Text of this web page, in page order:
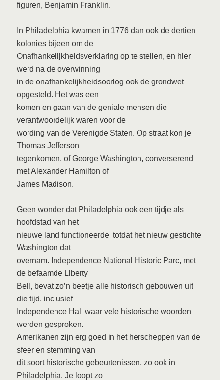
figuren, Benjamin Franklin.
In Philadelphia kwamen in 1776 dan ook de dertien
kolonies bijeen om de
Onafhankelijkheidsverklaring op te stellen, en hier
werd na de overwinning
in de onafhankelijkheidsoorlog ook de grondwet
opgesteld. Het was een
komen en gaan van de geniale mensen die
verantwoordelijk waren voor de
wording van de Verenigde Staten. Op straat kon je
Thomas Jefferson
tegenkomen, of George Washington, converserend
met Alexander Hamilton of
James Madison.
Geen wonder dat Philadelphia ook een tijdje als
hoofdstad van het
nieuwe land functioneerde, totdat het nieuw gestichte
Washington dat
overnam. Independence National Historic Parc, met
de befaamde Liberty
Bell, bevat zo’n beetje alle historisch gebouwen uit
die tijd, inclusief
Independence Hall waar vele historische woorden
werden gesproken.
Amerikanen zijn erg goed in het herscheppen van de
sfeer en stemming van
dit soort historische gebeurtenissen, zo ook in
Philadelphia. Je loopt zo